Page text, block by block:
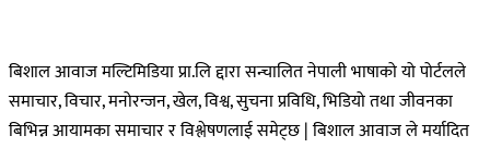
बिशाल आवाज मल्टिमिडिया प्रा.लि द्दारा सन्चालित नेपाली भाषाको यो पोर्टलले
समाचार, विचार, मनोरन्जन, खेल, विश्व, सुचना प्रविधि, भिडियो तथा जीवनका
बिभिन्न आयामका समाचार र विश्लेषणलाई समेट्छ | बिशाल आवाज ले मर्यादित